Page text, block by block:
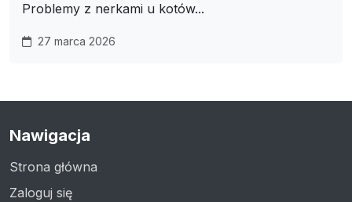
Problemy z nerkami u kotów...
27 marca 2026
Nawigacja
Strona główna
Zaloguj się